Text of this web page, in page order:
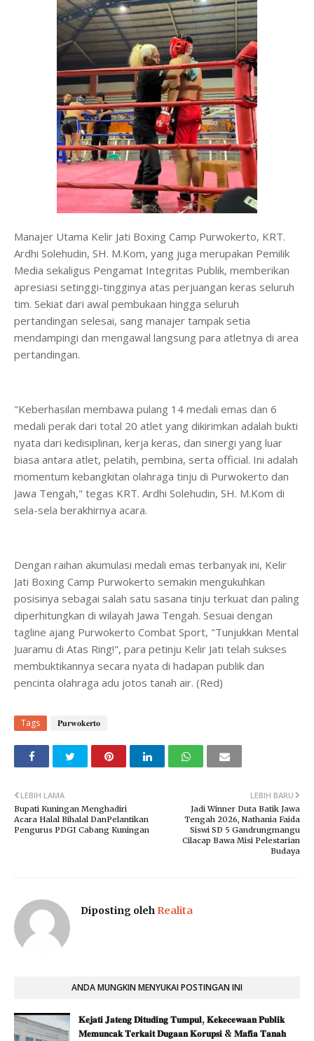
Manajer Utama Kelir Jati Boxing Camp Purwokerto, KRT.
Ardhi Solehudin, SH. M.Kom, yang juga merupakan Pemilik
Media sekaligus Pengamat Integritas Publik, memberikan
apresiasi setinggi-tingginya atas perjuangan keras seluruh
tim. Sekiat dari awal pembukaan hingga seluruh
pertandingan selesai, sang manajer tampak setia
mendampingi dan mengawal langsung para atletnya di area
pertandingan.
​"Keberhasilan membawa pulang 14 medali emas dan 6
medali perak dari total 20 atlet yang dikirimkan adalah bukti
nyata dari kedisiplinan, kerja keras, dan sinergi yang luar
biasa antara atlet, pelatih, pembina, serta official. Ini adalah
momentum kebangkitan olahraga tinju di Purwokerto dan
Jawa Tengah," tegas KRT. Ardhi Solehudin, SH. M.Kom di
sela-sela berakhirnya acara.
​Dengan raihan akumulasi medali emas terbanyak ini, Kelir
Jati Boxing Camp Purwokerto semakin mengukuhkan
posisinya sebagai salah satu sasana tinju terkuat dan paling
diperhitungkan di wilayah Jawa Tengah. Sesuai dengan
tagline ajang Purwokerto Combat Sport, "Tunjukkan Mental
Juaramu di Atas Ring!", para petinju Kelir Jati telah sukses
membuktikannya secara nyata di hadapan publik dan
pencinta olahraga adu jotos tanah air. (Red)
Tags 𝐏𝐮𝐫𝐰𝐨𝐤𝐞𝐫𝐭𝐨
LEBIH BARU
Jadi Winner Duta Batik Jawa
Tengah 2026, Nathania Faida
Siswi SD 5 Gandrungmangu
Cilacap Bawa Misi Pelestarian
Budaya
LEBIH LAMA
Bupati Kuningan Menghadiri
Acara Halal Bihalal DanPelantikan
Pengurus PDGI Cabang Kuningan
Diposting oleh Realita
ANDA MUNGKIN MENYUKAI POSTINGAN INI
𝐊𝐞𝐣𝐚𝐭𝐢 𝐉𝐚𝐭𝐞𝐧𝐠 𝐃𝐢𝐭𝐮𝐝𝐢𝐧𝐠 𝐓𝐮𝐦𝐩𝐮𝐥, 𝐊𝐞𝐤𝐞𝐜𝐞𝐰𝐚𝐚𝐧 𝐏𝐮𝐛𝐥𝐢𝐤
𝐌𝐞𝐦𝐮𝐧𝐜𝐚𝐤 𝐓𝐞𝐫𝐤𝐚𝐢𝐭 𝐃𝐮𝐠𝐚𝐚𝐧 𝐊𝐨𝐫𝐮𝐩𝐬𝐢 & 𝐌𝐚𝐟𝐢𝐚 𝐓𝐚𝐧𝐚𝐡